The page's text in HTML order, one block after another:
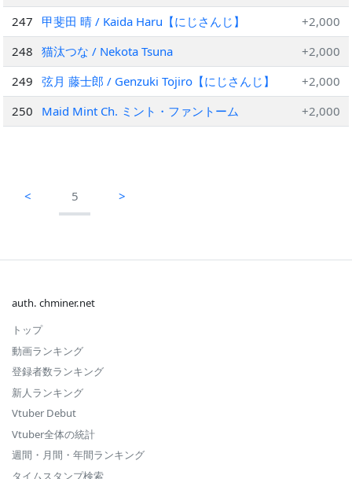
247
甲斐田 晴 / Kaida Haru【にじさんじ】
+2,000
248
猫汰つな / Nekota Tsuna
+2,000
249
弦月 藤士郎 / Genzuki Tojiro【にじさんじ】
+2,000
250
Maid Mint Ch. ミント・ファントーム +2,000
< 5 >
auth. chminer.net
トップ
動画ランキング
登録者数ランキング
新人ランキング
Vtuber Debut
Vtuber全体の統計
週間・月間・年間ランキング
タイムスタンプ検索